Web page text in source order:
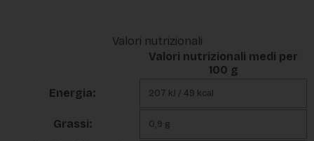
Valori nutrizionali
Valori nutrizionali medi per
100 g
Energia:
207 kJ / 49 kcal
Grassi: 0,9 g